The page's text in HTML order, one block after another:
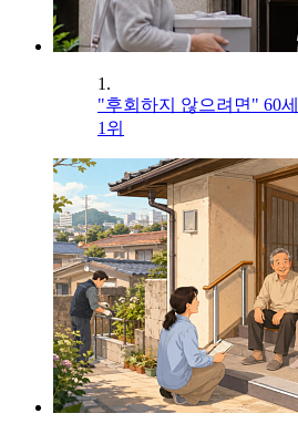
1.
"후회하지 않으려면" 60
1위